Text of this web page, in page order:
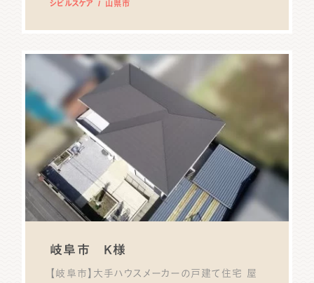
シビルスケア
山県市
岐阜市 K様
【岐阜市】大手ハウスメーカーの戸建て住宅 屋